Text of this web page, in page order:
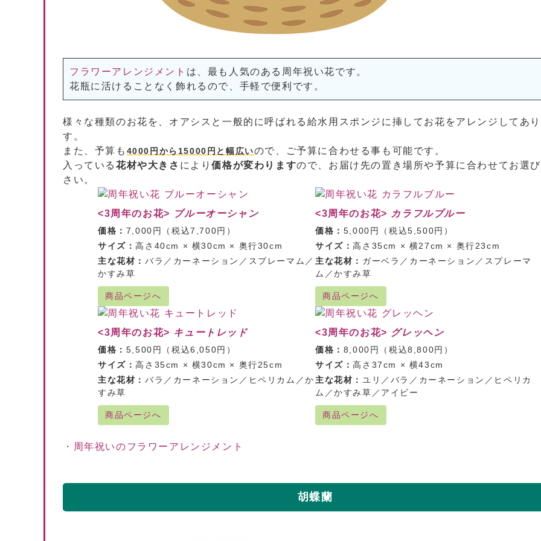
フラワーアレンジメント は、最も人気のある周年祝い花です。
花瓶に活けることなく飾れるので、手軽で便利です。
様々な種類のお花を、オアシスと一般的に呼ばれる給水用スポンジに挿してお花をアレンジしてあり
す。
また、予算も 4000円から15000円と幅広いので、ご予算に合わせる事も可能です。
入っている 花材や大きさ により価格が変わりますので、お届け先の置き場所や予算に合わせてお選
さい。
<3周年のお花> ブルーオーシャン
価格： 7,000円（税込7,700円）
サイズ：高さ40cm × 横30cm × 奥行30cm
主な花材： バラ／カーネーション／スプレーマム／
かすみ草
商品ページへ
<3周年のお花> カラフルブルー
価格： 5,000円（税込5,500円）
サイズ：高さ35cm × 横27cm × 奥行23cm
主な花材： ガーベラ／カーネーション／スプレーマ
ム／かすみ草
商品ページへ
<3周年のお花> キュートレッド
価格： 5,500円（税込6,050円）
サイズ：高さ35cm × 横30cm × 奥行25cm
主な花材： バラ／カーネーション／ヒペリカム／か
すみ草
商品ページへ
<3周年のお花> グレッヘン
価格： 8,000円（税込8,800円）
サイズ：高さ37cm × 横43cm
主な花材： ユリ／バラ／カーネーション／ヒペリカ
ム／かすみ草／アイビー
商品ページへ
・周年祝いのフラワーアレンジメント
胡蝶蘭